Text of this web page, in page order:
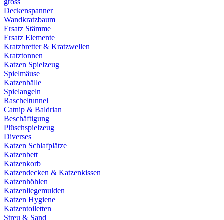
Deckenspanner
Wandkratzbaum
Ersatz Stämme
Ersatz Elemente
Kratzbretter & Kratzwellen
Kratztonnen
Katzen Spielzeug
Spielmäuse
Katzenbälle
Spielangeln
Rascheltunnel
Catnip & Baldrian
Beschäftigung
Plüschspielzeug
Diverses
Katzen Schlafplätze
Katzenbett
Katzenkorb
Katzendecken & Katzenkissen
Katzenhöhlen
Katzenliegemulden
Katzen Hygiene
Katzentoiletten
Streu & Sand